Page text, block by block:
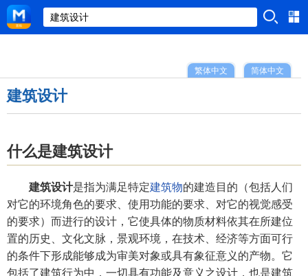
简体中文
繁体中文
建筑设计
什么是建筑设计
建筑设计是指为满足特定建筑物的建造目的（包括人们
对它的环境角色的要求、使用功能的要求、对它的视觉感受
的要求）而进行的设计，它使具体的物质材料依其在所建位
置的历史、文化文脉，景观环境，在技术、经济等方面可行
的条件下形成能够成为审美对象或具有象征意义的产物。它
包括了建筑行为中，一切具有功能及意义之设计，也是建筑